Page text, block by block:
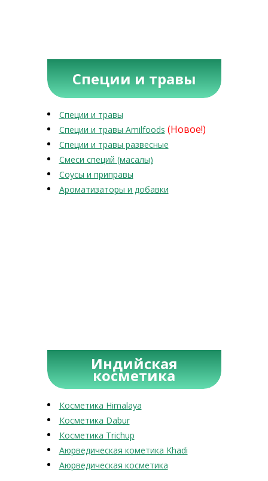
Специи и травы
Специи и травы
Специи и травы Amilfoods (Новое!)
Специи и травы развесные
Смеси специй (масалы)
Соусы и приправы
Ароматизаторы и добавки
Индийская
косметика
Косметика Himalaya
Косметика Dabur
Косметика Trichup
Аюрведическая кометика Khadi
Аюрведическая косметика